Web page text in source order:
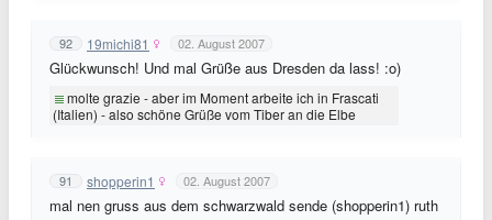
92 19michi81 02. August 2007
Glückwunsch! Und mal Grüße aus Dresden da lass! :o)
molte grazie - aber im Moment arbeite ich in Frascati
(Italien) - also schöne Grüße vom Tiber an die Elbe
91 shopperin1 02. August 2007
mal nen gruss aus dem schwarzwald sende (shopperin1) ruth